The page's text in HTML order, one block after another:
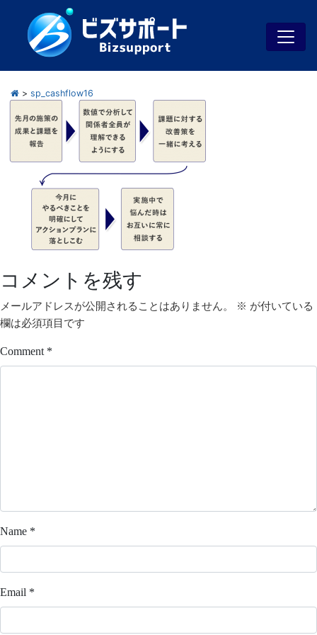
> sp_cashflow16
コメントを残す
メールアドレスが公開されることはありません。 ※ が付いている
欄は必須項目です
Comment *
Name *
Email *